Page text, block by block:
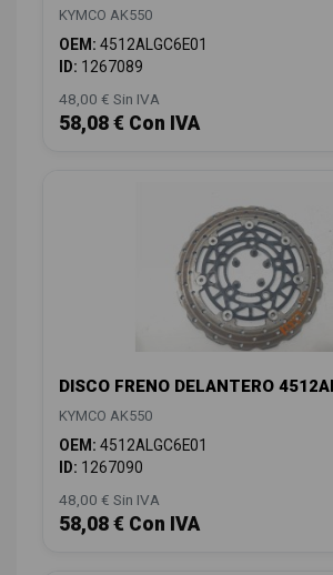
KYMCO AK550
OEM: 4512ALGC6E01
ID: 1267089
48,00 € Sin IVA
58,08 € Con IVA
DISCO FRENO DELANTERO
KYMCO AK550
OEM: 4512ALGC6E01
ID: 1267090
48,00 € Sin IVA
58,08 € Con IVA